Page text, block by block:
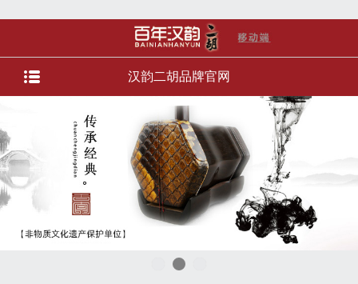
汉韵二胡品牌官网